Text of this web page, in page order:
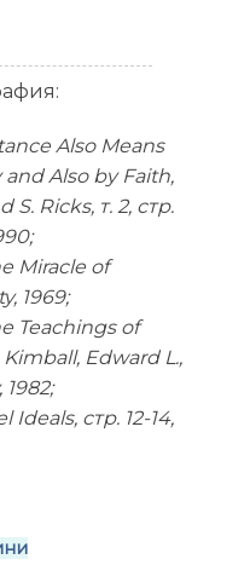
Also Means
Also by Faith,
Ricks, т. 2, стр.
Miracle of
1969;
Teachings of
Edward L.,
1982;
стр. 12-14,